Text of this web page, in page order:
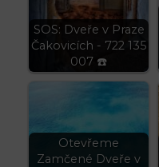
SOS: Dveře v Praze
Čakovicích - 722 135
007 ☎️
Otevřeme
Zamčené Dveře v